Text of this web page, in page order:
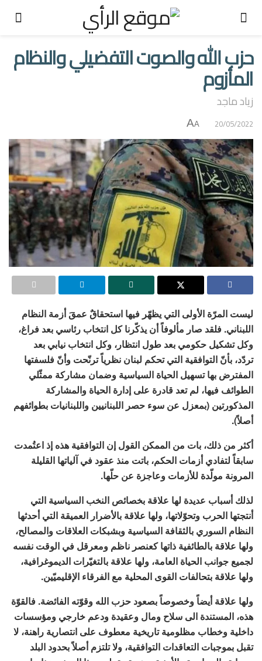
حزب الله والصوت التفضيلي والنظام
المأزوم
زياد ماجد
20/05/2022
A
A
ليست المرّة الأولى التي يظهّر فيها استحقاقٌ عمقَ أزمة النظام
اللبناني. فلقد صار مألوفاً أن يذكّرنا كل انتخاب رئاسي بعد فراغ،
وكل تشكيل حكومي بعد طول انتظار، وكل انتخاب نيابي بعد
تردّد، بأنّ التوافقية التي تحكم لبنان نظرياً ترنّحت وأنّ فلسفتها
المفترض بها تسهيل الحياة السياسية وضمان مشاركة ممثّلي
الطوائف فيها، لم تعد قادرة على إدارة الحياة والمشاركة
المذكورتين (بمعزل عن سوء حصر اللبنانيين واللبنانيات بطوائفهم
أصلاً).
أكثر من ذلك، بات من الممكن القول إن التوافقية هذه إذ اعتُمدت
سابقاً لتفادي أزمات الحكم، باتت منذ عقود في آلياتها القليلة
المرونة مولّدة للأزمات وعاجزة عن حلّها.
لذلك أسباب عديدة لها علاقة بخصائص النخب السياسية التي
أنتجتها الحرب وتحوّلاتها، ولها علاقة بالأضرار العميقة التي أحدثها
النظام السوري بالثقافة السياسية وبشبكات العلاقات والمصالح،
ولها علاقة بالطائفية ذاتها كعنصر ناظم ومعرقل في الوقت نفسه
لجميع جوانب الحياة العامة، ولها علاقة بالتغيّرات الديموغرافية،
ولها علاقة بتحالفات القوى المحلية مع الفرقاء الإقليميّين.
ولها علاقة أيضاً وخصوصاًبصعود حزب الله وقوّته الفائضة. فالقوّة
هذه، المستندة الى سلاح ومال وعقيدة ودعم خارجي ومؤسسات
داخلية وخطاب مظلومية تاريخية معطوف على انتصارية راهنة، لا
تقبل بموجبات التعاقدات التوافقية، ولا تلتزم أصلاً بحدود البلد